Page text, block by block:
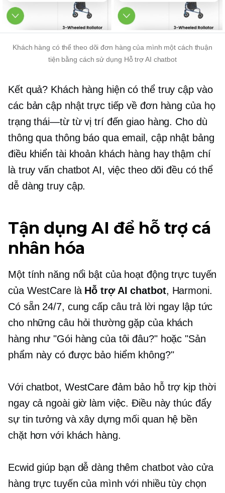
Khách hàng có thể theo dõi đơn hàng của mình một cách thuận
tiện bằng cách sử dụng Hỗ trợ AI chatbot
Kết quả? Khách hàng hiện có thể truy cập vào
các bản cập nhật trực tiếp về đơn hàng của họ
trạng thái—từtừ vị trí đến giao hàng. Cho dù
thông qua thông báo qua email, cập nhật bảng
điều khiển tài khoản khách hàng hay thậm chí
là truy vấn chatbot AI, việc theo dõi đều có thể
dễ dàng truy cập.
Tận dụng AI để hỗ trợ cá
nhân hóa
Một tính năng nổi bật của hoạt động trực tuyến
của WestCare là Hỗ trợ AI chatbot, Harmoni.
Có sẵn 24/7, cung cấp câu trả lời ngay lập tức
cho những câu hỏi thường gặp của khách
hàng như "Gói hàng của tôi đâu?" hoặc "Sản
phẩm này có được bảo hiểm không?"
Với chatbot, WestCare đảm bảo hỗ trợ kịp thời
ngay cả ngoài giờ làm việc. Điều này thúc đẩy
sự tin tưởng và xây dựng mối quan hệ bền
chặt hơn với khách hàng.
Ecwid giúp bạn dễ dàng thêm chatbot vào cửa
hàng trực tuyến của mình với nhiều tùy chọn